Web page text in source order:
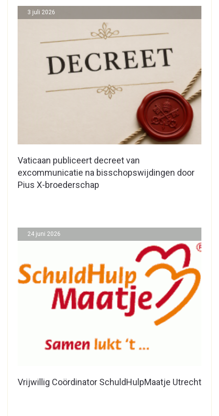
Vaticaan publiceert decreet van
excommunicatie na bisschopswijdingen door
Pius X-broederschap
3 juli 2026
Vrijwillig Coördinator SchuldHulpMaatje Utrecht
24 juni 2026